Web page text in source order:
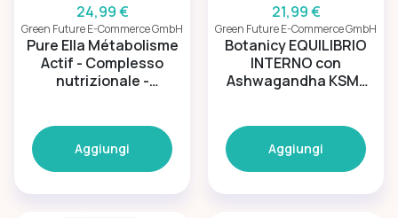
24,99 €
Green Future E-Commerce GmbH
Pure Ella Métabolisme
Actif - Complesso
nutrizionale -
Metabolismo per
donne 50+.
Aggiungi
21,99 €
Green Future E-Commerce GmbH
Botanicy EQUILIBRIO
INTERNO con
Ashwagandha KSM-
Aggiungi